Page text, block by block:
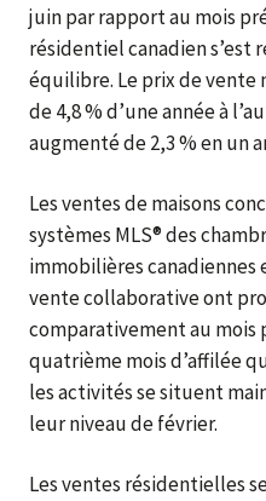
juin par rapport au mois
résidentiel canadien s’est
équilibre. Le prix de vente
de 4,8 % d’une année à
augmenté de 2,3 % en un
Les ventes de maisons
systèmes MLS® des
immobilières canadiennes
vente collaborative ont
comparativement au mois
quatrième mois d’affilée
les activités se situent
leur niveau de février.
Les ventes résidentielles